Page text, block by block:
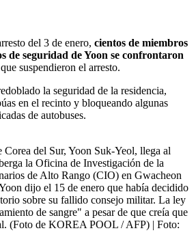
del 3 de enero, cientos de miembros
de seguridad de Yoon se confrontaron
que suspendieron el arresto.
la seguridad de la residencia,
en el recinto y bloqueando algunas
de autobuses.
Corea del Sur, Yoon Suk-Yeol, llega al
la Oficina de Investigación de la
de Alto Rango (CIO) en Gwacheon
dijo el 15 de enero que había decidido
sobre su fallido consejo militar. La ley
de sangre" a pesar de que creía que
(Foto de KOREA POOL / AFP) | Foto: